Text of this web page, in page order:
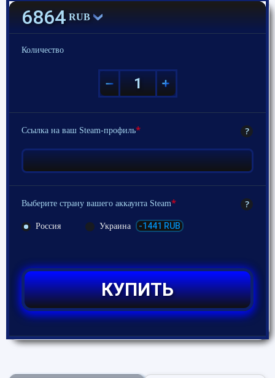
6864 RUB
Количество
Ссылка на ваш Steam-профиль* ?
Выберите страну вашего аккаунта Steam* ?
Россия Украина -1441 RUB
КУПИТЬ